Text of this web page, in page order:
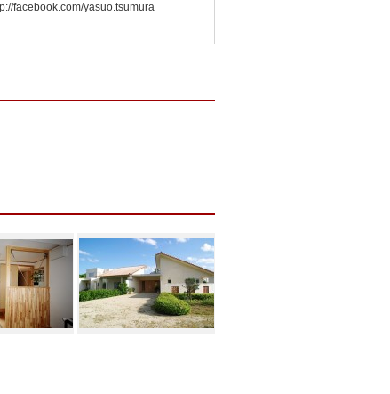
facebook.com/yasuo.tsumura